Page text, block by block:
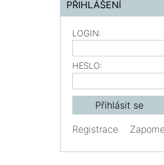
PŘIHLÁŠENÍ
LOGIN:
HESLO:
Registrace